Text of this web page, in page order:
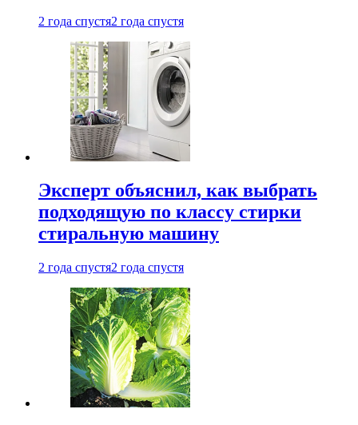
2 года спустя2 года спустя
Эксперт объяснил, как выбрать
подходящую по классу стирки
стиральную машину
2 года спустя2 года спустя